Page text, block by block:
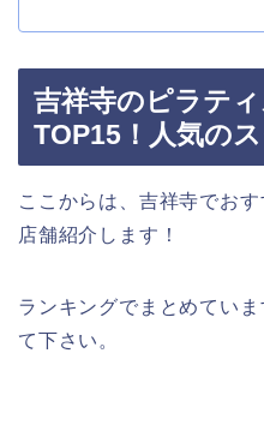
吉祥寺のピラテ
TOP15！人気の
ここからは、吉祥寺でお
店舗紹介します！
ランキングでまとめてい
て下さい。